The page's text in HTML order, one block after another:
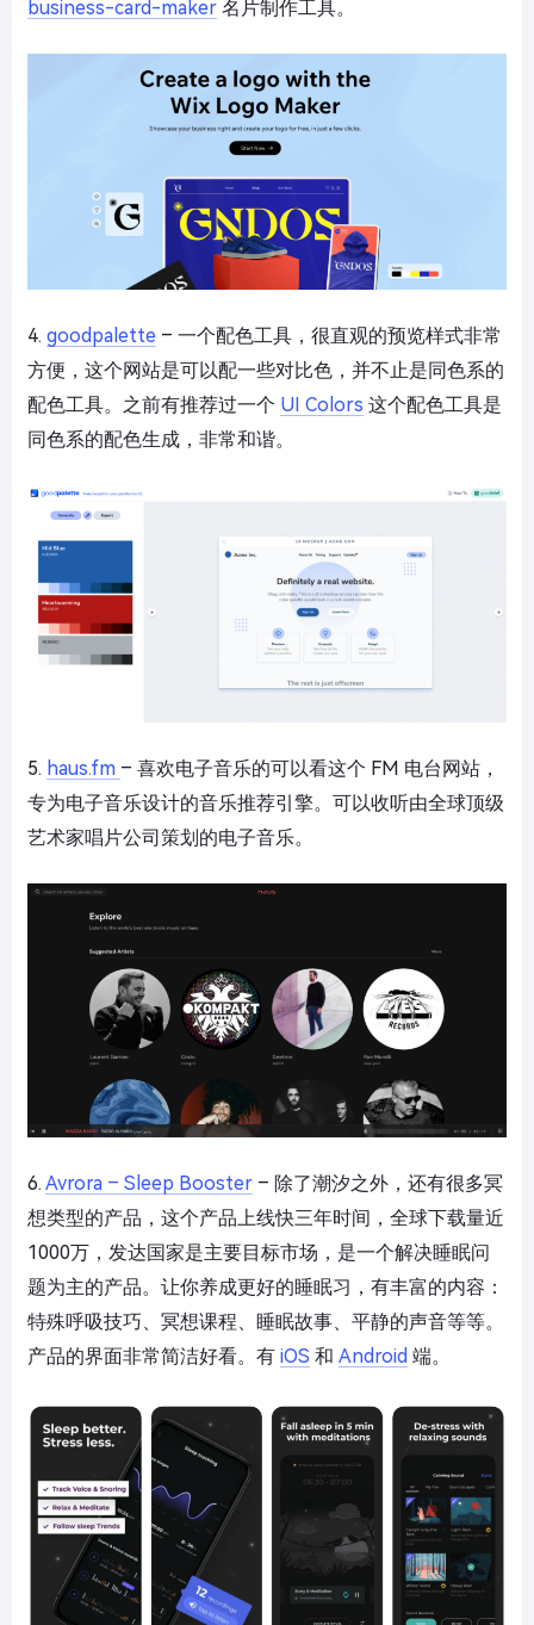
business-card-maker 名片制作工具。
4. goodpalette – 一个配色工具，很直观的预览样式非常
方便，这个网站是可以配一些对比色，并不止是同色系的
配色工具。之前有推荐过一个 UI Colors 这个配色工具是
同色系的配色生成，非常和谐。
5. haus.fm – 喜欢电子音乐的可以看这个 FM 电台网站，
专为电子音乐设计的音乐推荐引擎。可以收听由全球顶级
艺术家唱片公司策划的电子音乐。
6. Avrora – Sleep Booster – 除了潮汐之外，还有很多冥
想类型的产品，这个产品上线快三年时间，全球下载量近
1000万，发达国家是主要目标市场，是一个解决睡眠问
题为主的产品。让你养成更好的睡眠习，有丰富的内容：
特殊呼吸技巧、冥想课程、睡眠故事、平静的声音等等。
产品的界面非常简洁好看。有 iOS 和 Android 端。